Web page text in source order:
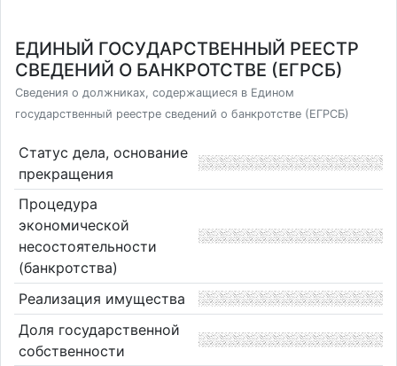
ЕДИНЫЙ ГОСУДАРСТВЕННЫЙ РЕЕСТР
СВЕДЕНИЙ О БАНКРОТСТВЕ (ЕГРСБ)
Сведения о должниках, содержащиеся в Едином
государственный реестре сведений о банкротстве (ЕГРСБ)
Статус дела, основание
прекращения
Процедура
экономической
несостоятельности
(банкротства)
Реализация имущества
Доля государственной
собственности